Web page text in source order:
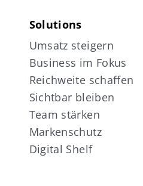
Solutions
Umsatz steigern
Business im Fokus
Reichweite schaffen
Sichtbar bleiben
Team stärken
Markenschutz
Digital Shelf